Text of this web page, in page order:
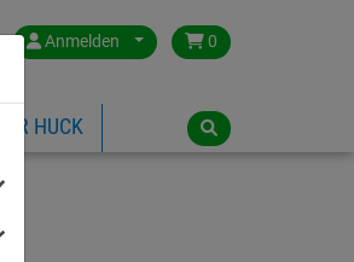
Anmelden 0
HUCK